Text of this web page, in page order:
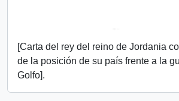
[Carta del rey del reino de Jordania
de la posición de su país frente a la
Golfo].